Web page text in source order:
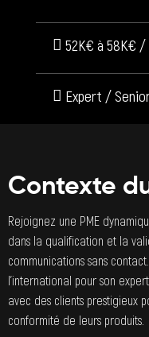
52K€ à 58K€ /
Expert /
Contexte
Rejoignez une PME
dans la qualification et la
communications sans
l’international pour son
avec des clients prestigieux
conformité de leurs produits.